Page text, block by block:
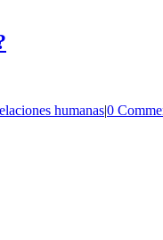
humanas|0